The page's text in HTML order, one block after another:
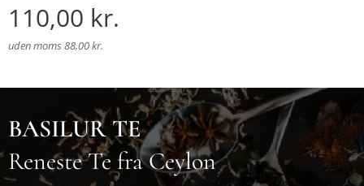
110,00 kr.
uden moms 88,00 kr.
BASILUR TE
Reneste Te fra Ceylon